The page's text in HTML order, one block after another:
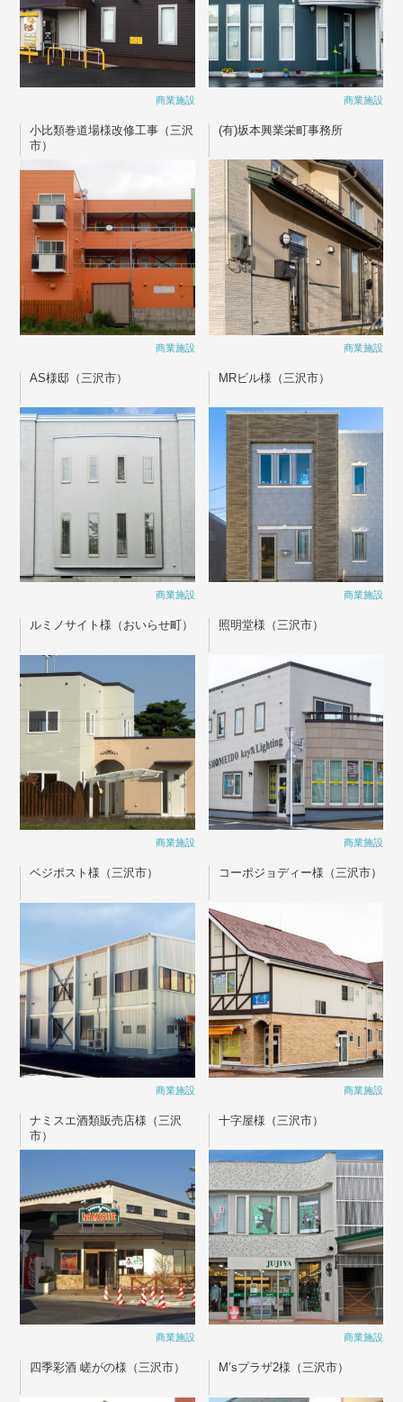
商業施設 商業施設
小比類巻道場様改修工事（三沢
市）
商業施設
(有)坂本興業栄町事務所
商業施設
AS様邸（三沢市）
商業施設
MRビル様（三沢市）
商業施設
ルミノサイト様（おいらせ町）
商業施設
照明堂様（三沢市）
商業施設
ベジポスト様（三沢市）
商業施設
コーポジョディー様（三沢市）
商業施設
ナミスエ酒類販売店様（三沢
市）
商業施設
十字屋様（三沢市）
商業施設
四季彩酒 嵯がの様（三沢市） M’sプラザ2様（三沢市）